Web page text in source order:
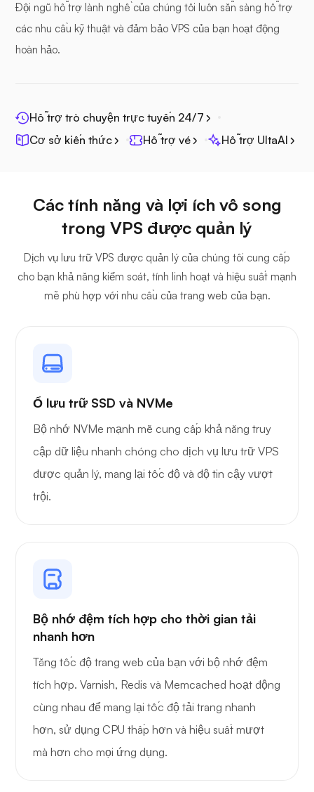
Plex
Thắc mắc
Playtube
Đội ngũ hỗ trợ lành nghề của chúng tôi luôn sẵn sàng hỗ trợ
các nhu cầu kỹ thuật và đảm bảo VPS của bạn hoạt động
hoàn hảo.
Hỗ trợ trò chuyện trực tuyến 24/7
Cơ sở kiến thức
Hỗ trợ vé Hỗ trợ UltaAI
Các tính năng và lợi ích vô song
trong VPS được quản lý
Dịch vụ lưu trữ VPS được quản lý của chúng tôi cung cấp
cho bạn khả năng kiểm soát, tính linh hoạt và hiệu suất mạnh
mẽ phù hợp với nhu cầu của trang web của bạn.
Ổ lưu trữ SSD và NVMe
Bộ nhớ NVMe mạnh mẽ cung cấp khả năng truy
cập dữ liệu nhanh chóng cho dịch vụ lưu trữ VPS
được quản lý, mang lại tốc độ và độ tin cậy vượt
trội.
Bộ nhớ đệm tích hợp cho thời gian tải
nhanh hơn
Tăng tốc độ trang web của bạn với bộ nhớ đệm
tích hợp. Varnish, Redis và Memcached hoạt động
cùng nhau để mang lại tốc độ tải trang nhanh
hơn, sử dụng CPU thấp hơn và hiệu suất mượt
mà hơn cho mọi ứng dụng.